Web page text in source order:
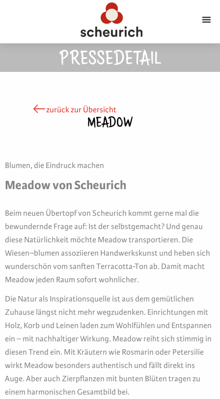
PRESSEDETAIL
zurück zur Übersicht
MEADOW
Blumen, die Eindruck machen
Meadow von Scheurich
Beim neuen Übertopf von Scheurich kommt gerne mal die
bewundernde Frage auf: Ist der selbstgemacht? Und genau
diese Natürlichkeit möchte Meadow transportieren. Die
Wiesen¬blumen assoziieren Handwerkskunst und heben sich
wunderschön vom sanften Terracotta-Ton ab. Damit macht
Meadow jeden Raum sofort wohnlicher.
Die Natur als Inspirationsquelle ist aus dem gemütlichen
Zuhause längst nicht mehr wegzudenken. Einrichtungen mit
Holz, Korb und Leinen laden zum Wohlfühlen und Entspannen
ein – mit nachhaltiger Wirkung. Meadow reiht sich stimmig in
diesen Trend ein. Mit Kräutern wie Rosmarin oder Petersilie
wirkt Meadow besonders authentisch und fällt direkt ins
Auge. Aber auch Zierpflanzen mit bunten Blüten tragen zu
einem harmonischen Gesamtbild bei.